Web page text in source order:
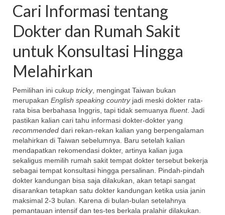
Cari Informasi tentang
Dokter dan Rumah Sakit
untuk Konsultasi Hingga
Melahirkan
Pemilihan ini cukup tricky, mengingat Taiwan bukan
merupakan English speaking countryjadi meski dokter rata-
rata bisa berbahasa Inggris, tapi tidak semuanya fluent. Jadi
pastikan kalian cari tahu informasi dokter-dokter yang
recommended dari rekan-rekan kalian yang berpengalaman
melahirkan di Taiwan sebelumnya. Baru setelah kalian
mendapatkan rekomendasi dokter, artinya kalian juga
sekaligus memilih rumah sakit tempat dokter tersebut bekerja
sebagai tempat konsultasi hingga persalinan. Pindah-pindah
dokter kandungan bisa saja dilakukan, akan tetapi sangat
disarankan tetapkan satu dokter kandungan ketika usia janin
maksimal 2-3 bulan. Karena di bulan-bulan setelahnya
pemantauan intensif dan tes-tes berkala pralahir dilakukan.